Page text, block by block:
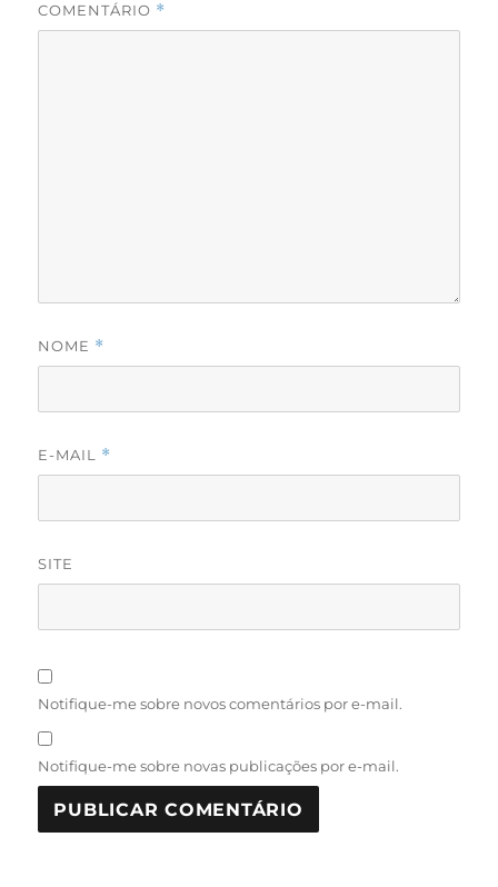
COMENTÁRIO *
NOME *
E-MAIL *
SITE
Notifique-me sobre novos comentários por e-mail.
Notifique-me sobre novas publicações por e-mail.